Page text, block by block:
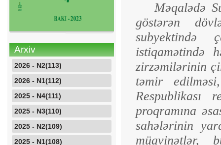
Arxiv
2026 - N2(113)
2026 - N1(112)
2025 - N4(111)
2025 - N3(110)
2025 - N2(109)
2025 - N1(108)
Məqalədə
göstərən
subyektində
istiqamətində
zirzəmilərinin
təmir
Respublikası
proqramına
sahələrinin
müavinətlər,